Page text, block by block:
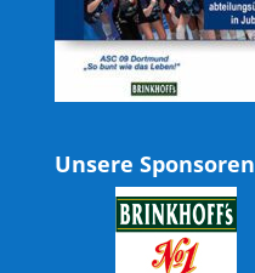
Unsere Sponsoren